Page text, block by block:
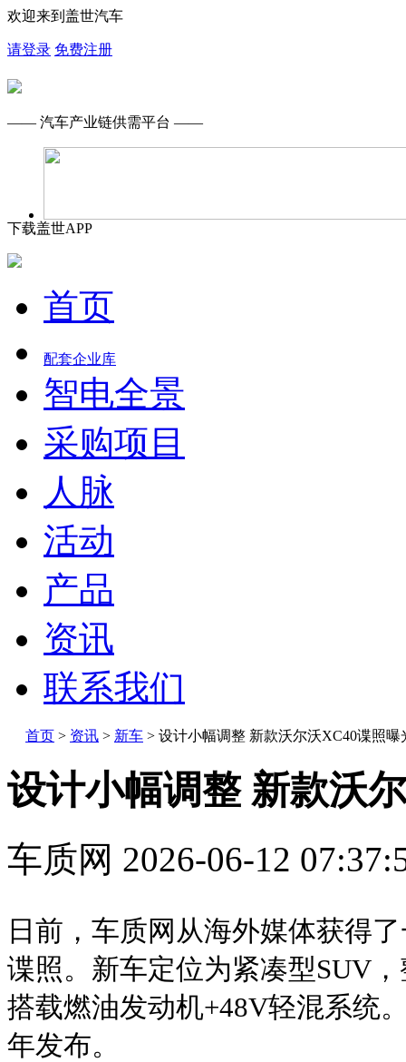
欢迎来到盖世汽车
请登录 免费注册
—— 汽车产业链供需平台 ——
下载盖世APP
首页
配套企业库
智电全景
采购项目
人脉
活动
产品
资讯
联系我们
首页 > 资讯 > 新车 > 设计小幅调整 新款沃尔沃XC40谍照曝
设计小幅调整 新款沃
车质网 2026-06-12
日前，车质网从海外媒体获得
谍照。新车定位为紧凑型SUV
搭载燃油发动机+48V轻混系统
年发布。